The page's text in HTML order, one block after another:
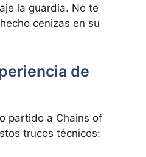
la guardia. No te
cenizas en su
de
partido a Chains of
trucos técnicos: